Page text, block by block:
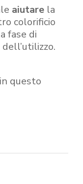
aiutare la
colorificio
fase di
questo